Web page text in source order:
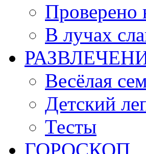
Проверено
В лучах
Весёлая
Детский
Тесты